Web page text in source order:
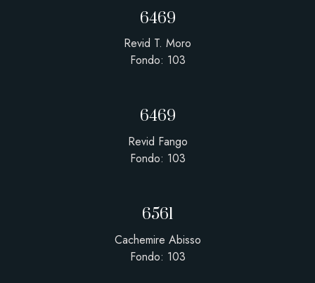
6469
Revid T. Moro
Fondo: 103
6469
Revid Fango
Fondo: 103
6561
Cachemire Abisso
Fondo: 103